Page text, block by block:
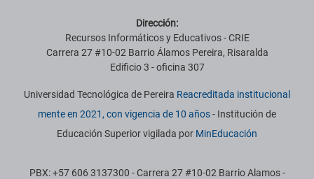
Dirección:
Recursos Informáticos y Educativos - CRIE
Carrera 27 #10-02 Barrio Álamos Pereira, Risaralda
Edificio 3 - oficina 307
Universidad Tecnológica de Pereira Reacreditada institucional
mente en 2021, con vigencia de 10 años- Institución de
Educación Superior vigilada por MinEducación
PBX: +57 606 3137300 - Carrera 27 #10-02 Barrio Alamos -